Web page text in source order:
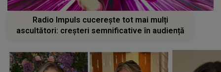
Radio Impuls cucerește tot mai mulți
ascultători: creșteri semnificative în audiență